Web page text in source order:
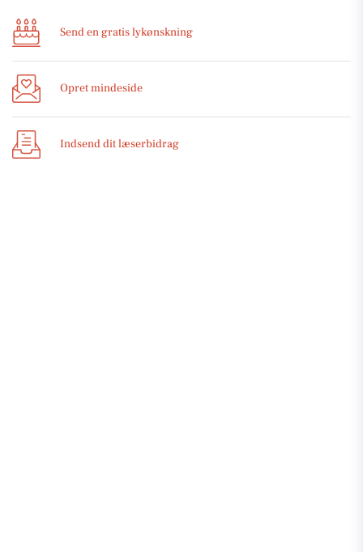
Send en gratis lykønskning
Opret mindeside
Indsend dit læserbidrag